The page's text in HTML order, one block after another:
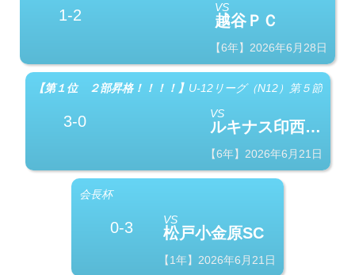
1-2 VS
越谷ＰＣ
【6年】2026年6月28日
【第１位 ２部昇格！！！！】 U-12リーグ（N12）第５節
3-0 VS
ルキナス印西ＳＣホワイト
【6年】2026年6月21日
会長杯
0-3 VS
松戸小金原SC
【1年】2026年6月21日